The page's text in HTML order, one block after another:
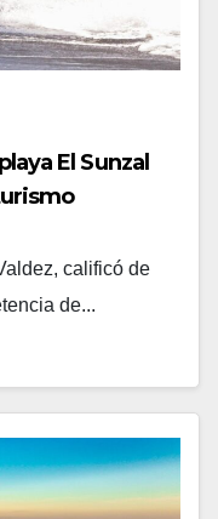
El Sunzal
calificó de
de...